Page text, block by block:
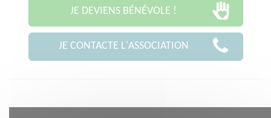
JE DEVIENS BÉNÉVOLE !
JE CONTACTE L'ASSOCIATION